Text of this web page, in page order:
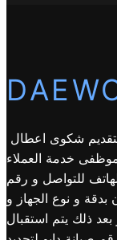
شكوى اعطال
خدمة العملاء
للتواصل و رقم
بدقة و نوع الجهاز و
ذلك يتم استقبال